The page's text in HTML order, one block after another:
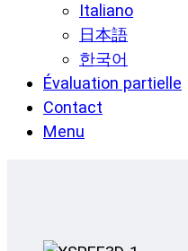
Italiano
日本語
한국어
Évaluation partielle
Contact
Menu